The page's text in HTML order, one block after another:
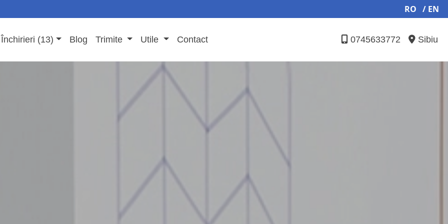
RO / EN
Închirieri (13) Blog Trimite Utile Contact 0745633772 Sibiu